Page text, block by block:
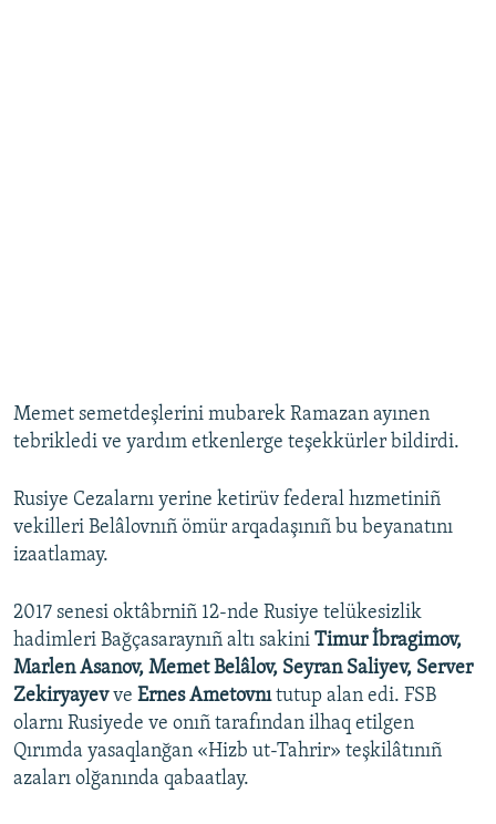
Memet semetdeşlerini mubarek Ramazan ayınen
tebrikledi ve yardım etkenlerge teşekkürler bildirdi.
Rusiye Cezalarnı yerine ketirüv federal hızmetiniñ
vekilleri Belâlovnıñ ömür arqadaşınıñ bu beyanatını
izaatlamay.
2017 senesi oktâbrniñ 12-nde Rusiye telükesizlik
hadimleri Bağçasaraynıñ altı sakini Timur İbragimov,
Marlen Asanov, Memet Belâlov, Seyran Saliyev, Server
Zekiryayevve Ernes Ametovnıtutup alan edi. FSB
olarnı Rusiyede ve onıñ tarafından ilhaq etilgen
Qırımda yasaqlanğan «Hizb ut-Tahrir» teşkilâtınıñ
azaları olğanında qabaatlay.